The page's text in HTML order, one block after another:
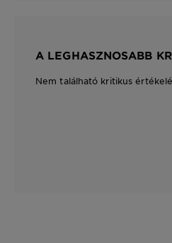
A LEGHASZNOSABB
Nem található kritikus